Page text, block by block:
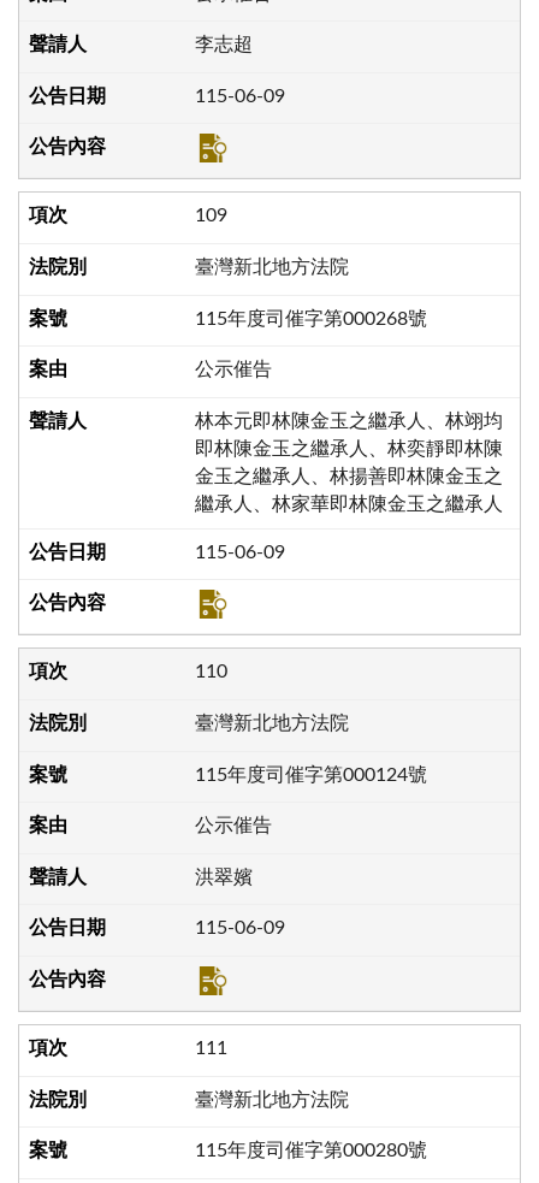
李志超
115-06-09
109
臺灣新北地方法院
115年度司催字第000268號
公示催告
林本元即林陳金玉之繼承人、林翊均
即林陳金玉之繼承人、林奕靜即林陳
金玉之繼承人、林揚善即林陳金玉之
繼承人、林家華即林陳金玉之繼承人
115-06-09
110
臺灣新北地方法院
115年度司催字第000124號
公示催告
洪翠嬪
115-06-09
111
臺灣新北地方法院
115年度司催字第000280號